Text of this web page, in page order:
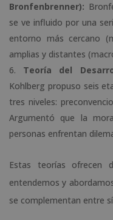
Bronfenbrenner):
se ve influido por una
entorno más cercano
amplias y distantes
Teoría del
Kohlberg propuso seis
tres niveles:
Argumentó que la
personas enfrentan
Estas teorías ofrecen
entendemos y
se complementan entre